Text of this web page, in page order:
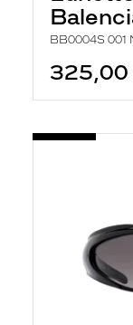
BB0004S 001
325,00